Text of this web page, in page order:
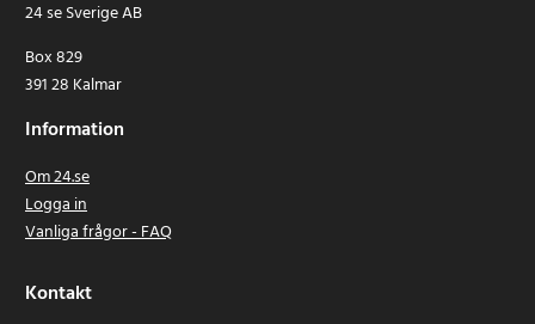
24 se Sverige AB
Box 829
391 28 Kalmar
Information
Om 24.se
Logga in
Vanliga frågor - FAQ
Kontakt